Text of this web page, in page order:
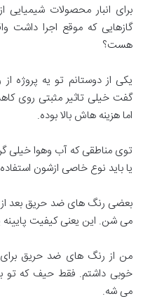
برای انبار محصولات شیمیایی
گازهایی که موقع اجرا داشت
هست؟
یکی از دوستانم تو یه پروژه
گفت خیلی تاثیر مثبتی روی
اما هزینه هاش بالا بوده.
توی مناطقی که آب وهوا خیلی
یا باید نوع خاصی ازشون
بعضی رنگ های ضد حریق بعد
می شن. این یعنی کیفیت پایینه
من از رنگ های ضد حریق برای
خوبی داشتم. فقط حیف که تو
می شه.